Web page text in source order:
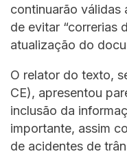
continuarão válidas
de evitar “correrias
atualização do
O relator do texto,
CE), apresentou
inclusão da
importante, assim
de acidentes de